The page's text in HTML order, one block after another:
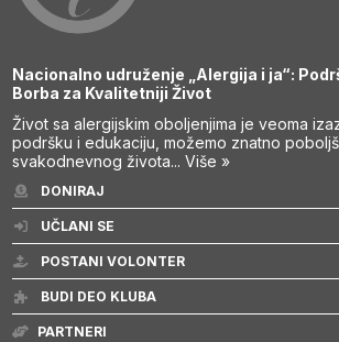
Nacionalno udruženje „Alergija i ja“:
Borba za Kvalitetniji Život
Život sa alergijskim oboljenjima je veoma
podršku i edukaciju, možemo znatno
svakodnevnog života...Više »
DONIRAJ
UČLANI SE
POSTANI VOLONTER
BUDI DEO KLUBA
PARTNERI